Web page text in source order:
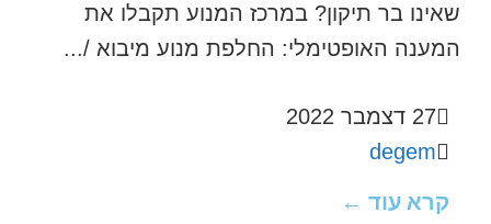
שאינו בר תיקון? במרכז המנוע תקבלו את
המענה האופטימלי: החלפת מנוע מיבוא /...
27 דצמבר 2022
degem
קרא עוד ←